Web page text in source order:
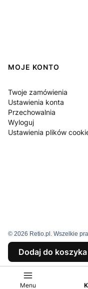
MOJE KONTO
Twoje zamówienia
Ustawienia konta
Przechowalnia
Wyloguj
Ustawienia plików
© 2026 Retio.pl. Wszelkie
Znaki towarowe i nazwy
wyłączne tychże firm.
Sklep
Dodaj do koszyka
Menu